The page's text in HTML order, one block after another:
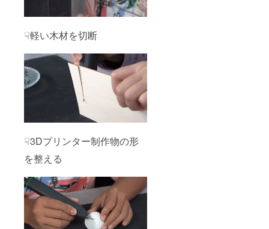
☟軽い木材を切断
☟3Dプリンター制作物の形
を整える